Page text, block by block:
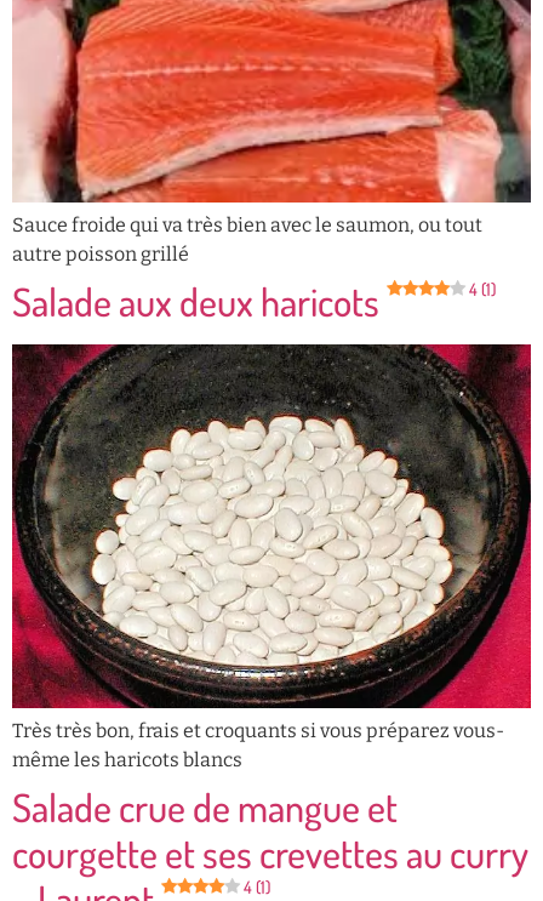
Sauce froide qui va très bien avec le saumon, ou tout
autre poisson grillé
Salade aux deux haricots 4 (1)
Très très bon, frais et croquants si vous préparez vous-
même les haricots blancs
Salade crue de mangue et
courgette et ses crevettes au curry
4 (1)